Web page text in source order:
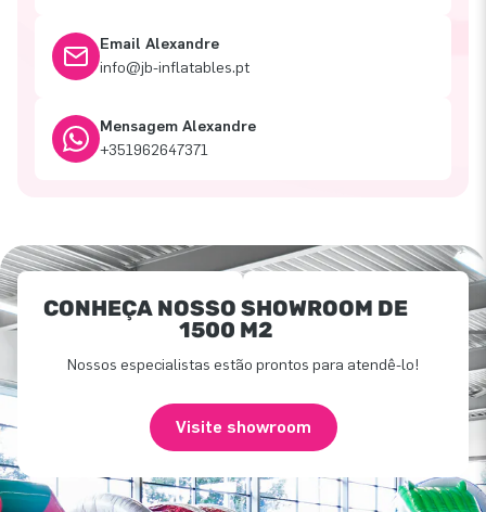
Email Alexandre
info@jb-inflatables.pt
Mensagem Alexandre
+351962647371
CONHEÇA NOSSO SHOWROOM DE
1500 M2
Nossos especialistas estão prontos para atendê-lo!
Visite showroom